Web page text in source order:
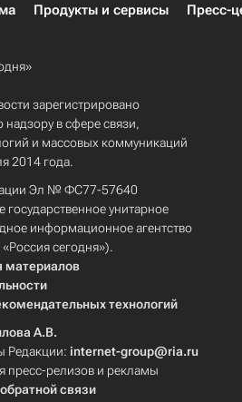
Продукты и сервисы Пресс-
зарегистрировано
в сфере связи,
и массовых коммуникаций
2014 года.
Эл № ФС77-57640
унитарное
информационное агентство
сегодня»).
материалов
технологий
А.В.
Редакции: internet-group@ria.ru
пресс-релизов и рекламы
связи